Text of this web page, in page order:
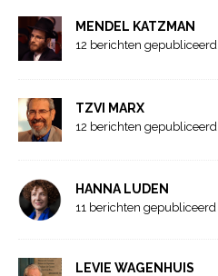
MENDEL KATZMAN
12 berichten gepubliceerd
TZVI MARX
12 berichten gepubliceerd
HANNA LUDEN
11 berichten gepubliceerd
LEVIE WAGENHUIS